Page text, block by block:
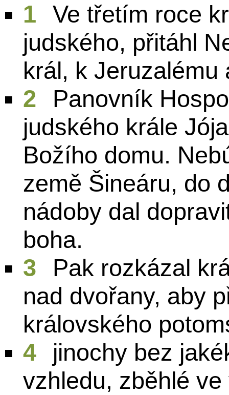
1
Ve třetím roce
judského, přitáhl
král, k Jeruzalému
2
Panovník
judského krále
Božího domu.
země Šineáru, do
nádoby dal
boha.
3
Pak rozkázal
nad dvořany, aby
královského
4
jinochy bez
vzhledu, zběhlé